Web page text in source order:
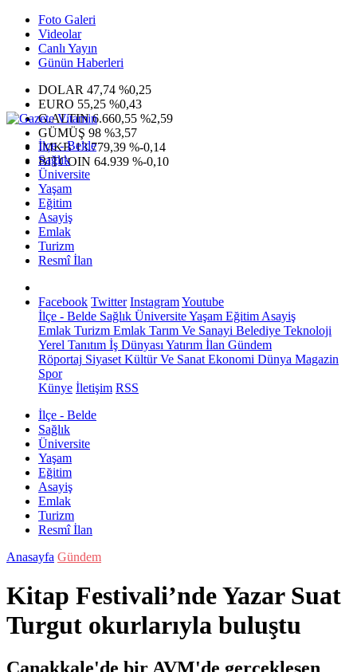
Foto Galeri
Videolar
Canlı Yayın
Günün Haberleri
DOLAR 47,74 %0,25
EURO 55,25 %0,43
G.ALTIN6.660,55 %2,59
GÜMÜŞ 98 %3,57
IMKB13.779,39 %-0,14
BITCOIN 64.939 %-0,10
İlçe - Belde
Sağlık
Üniversite
Yaşam
Eğitim
Asayiş
Emlak
Turizm
Resmî İlan
Facebook Twitter InstagramYoutube
İlçe - Belde Sağlık ÜniversiteYaşam Eğitim Asayiş
Emlak Turizm Emlak Tarım Ve Sanayi Belediye Teknoloji
Yerel Tanıtım İş Dünyası Yatırım İlan Gündem
Röportaj Siyaset Kültür Ve Sanat Ekonomi Dünya Magazin
Spor
Künye İletişim RSS
İlçe - Belde
Sağlık
Üniversite
Yaşam
Eğitim
Asayiş
Emlak
Turizm
Resmî İlan
Anasayfa Gündem
Kitap Festivali’nde Yazar Suat
Turgut okurlarıyla buluştu